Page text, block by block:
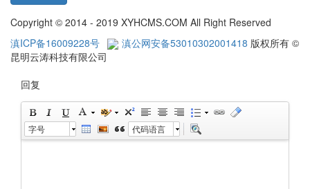
Copyright © 2014 - 2019 XYHCMS.COM All Right Reserved
滇ICP备16009228号
滇公网安备53010302001418 版权所有 ©
昆明云涛科技有限公司
回复
字号 代码语言